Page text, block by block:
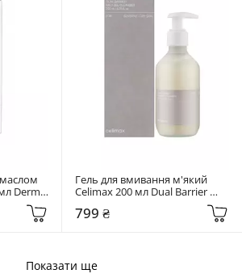
маслом
Derma
Jojoba
Гель для вмивання м'який
Celimax 200 мл Dual Barrier
799 ₴
Показати ще